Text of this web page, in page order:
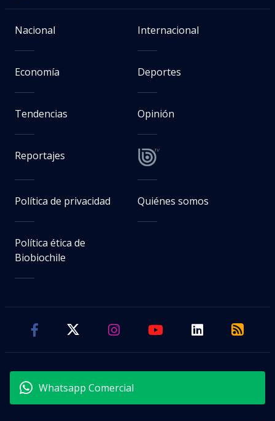
Nacional Internacional
Economía Deportes
Tendencias Opinión
Reportajes
Política de privacidad Quiénes somos
Política ética de
Biobiochile
Whatsapp Comercial